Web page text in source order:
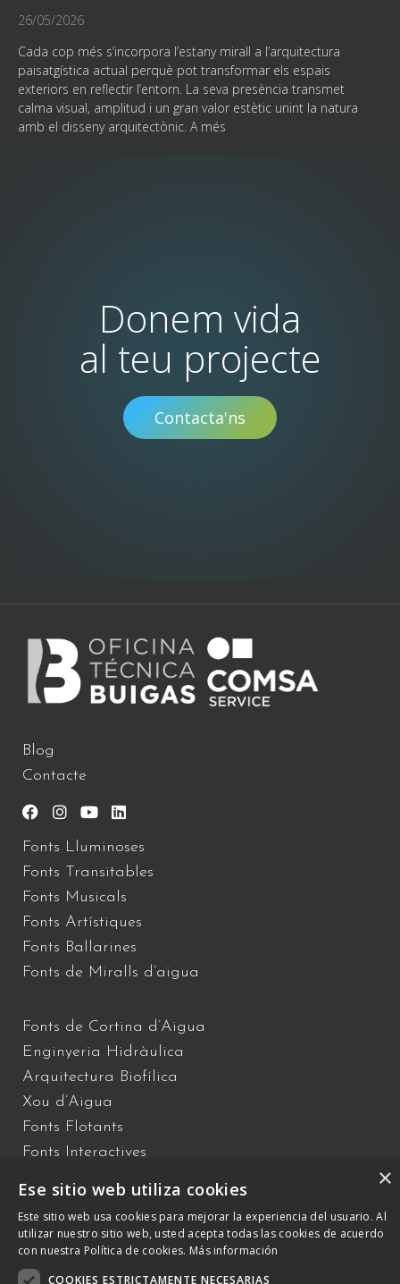
26/05/2026
Cada cop més s’incorpora l’estany mirall a l’arquitectura
paisatgística actual perquè pot transformar els espais
exteriors en reflectir l’entorn. La seva presència transmet
calma visual, amplitud i un gran valor estètic unint la natura
amb el disseny arquitectònic. A més
Donem vida
al teu projecte
Contacta'ns
Blog
Contacte
Fonts Lluminoses
Fonts Transitables
Fonts Musicals
Fonts Artístiques
Fonts Ballarines
Fonts de Miralls d’aigua
Fonts de Cortina d’Aigua
Enginyeria Hidràulica
Arquitectura Biofílica
Xou d’Aigua
Fonts Flotants
Fonts Interactives
C/ Vallès 2 – 08940 – Cornellà de Llobregat, Barcelona – +34 934
809 150 – otb@comsa.com – Copyright ® 2023 –
otbwaterdesign.com – Tots els drets reservats.
×
Ese sitio web utiliza cookies
Este sitio web usa cookies para mejorar la experiencia del usuario. Al
utilizar nuestro sitio web, usted acepta todas las cookies de acuerdo
con nuestra Política de cookies. Más información
COOKIES ESTRICTAMENTE NECESARIAS